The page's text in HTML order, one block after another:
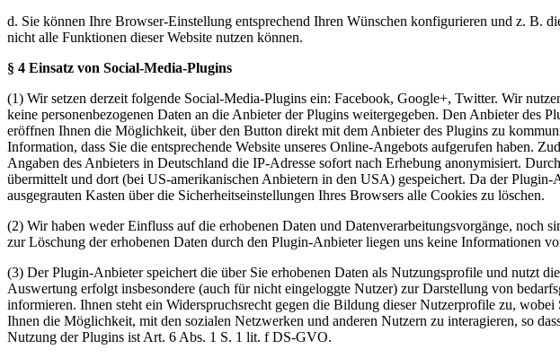
d. Sie können Ihre Browser-Einstellung entsprechend Ihren Wünschen konfigurieren und z. B.
nicht alle Funktionen dieser Website nutzen können.
§ 4 Einsatz von Social-Media-Plugins
(1) Wir setzen derzeit folgende Social-Media-Plugins ein: Facebook, Google+, Twitter. Wir
keine personenbezogenen Daten an die Anbieter der Plugins weitergegeben. Den Anbieter des
eröffnen Ihnen die Möglichkeit, über den Button direkt mit dem Anbieter des Plugins zu
Information, dass Sie die entsprechende Website unseres Online-Angebots aufgerufen haben.
Angaben des Anbieters in Deutschland die IP-Adresse sofort nach Erhebung anonymisiert.
übermittelt und dort (bei US-amerikanischen Anbietern in den USA) gespeichert. Da der
ausgegrauten Kasten über die Sicherheitseinstellungen Ihres Browsers alle Cookies zu löschen.
(2) Wir haben weder Einfluss auf die erhobenen Daten und Datenverarbeitungsvorgänge,
zur Löschung der erhobenen Daten durch den Plugin-Anbieter liegen uns keine Informationen
(3) Der Plugin-Anbieter speichert die über Sie erhobenen Daten als Nutzungsprofile und nutzt
Auswertung erfolgt insbesondere (auch für nicht eingeloggte Nutzer) zur Darstellung von
informieren. Ihnen steht ein Widerspruchsrecht gegen die Bildung dieser Nutzerprofile zu,
Ihnen die Möglichkeit, mit den sozialen Netzwerken und anderen Nutzern zu interagieren, so
Nutzung der Plugins ist Art. 6 Abs. 1 S. 1 lit. f DS-GVO.